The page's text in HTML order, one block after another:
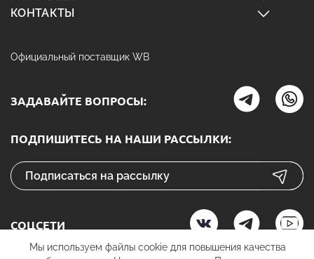
КОНТАКТЫ
Официальный поставщик WB
ЗАДАВАЙТЕ ВОПРОСЫ:
ПОДПИШИТЕСЬ НА НАШИ РАССЫЛКИ:
СОЦСЕТИ
Мы используем файлы cookie для повышения качества